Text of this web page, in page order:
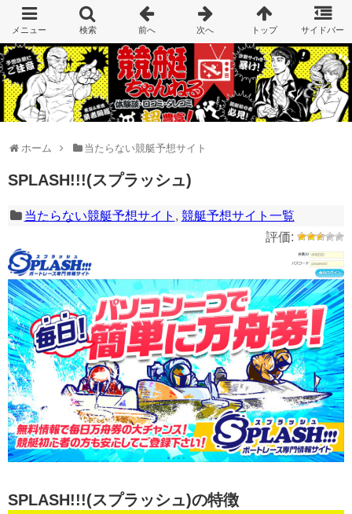
ホーム 当たらない競艇予想サイト
SPLASH!!!(スプラッシュ)
当たらない競艇予想サイト , 競艇予想サイト一覧
SPLASH!!!(スプラッシュ)の特徴